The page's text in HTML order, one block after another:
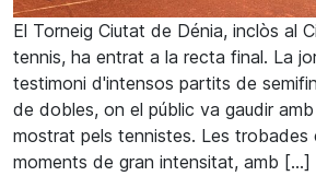
El Torneig Ciutat de Dénia, inclòs al
tennis, ha entrat a la recta final. La
testimoni d'intensos partits de
de dobles, on el públic va gaudir
mostrat pels tennistes. Les trobades
moments de gran intensitat, amb […]